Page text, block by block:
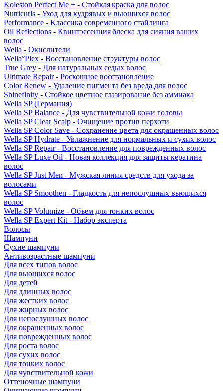
Koleston Perfect Me + - Стойкая краска для волос
Nutricurls - Уход для кудрявых и вьющихся волос
Performance - Классика современного стайлинга
Oil Reflections - Квинтэссенция блеска для сияния ваших
волос
Wella - Окислители
Wella°Plex - Восстановление структуры волос
True Grey - Для натуральных седых волос
Ultimate Repair - Роскошное восстановление
Color Renew - Удаление пигмента без вреда для волос
Shinefinity - Стойкое цветное глазирование без аммиака
Wella SP (Германия)
Wella SP Balance - Для чувствительной кожи головы
Wella SP Clear Scalp - Очищение против перхоти
Wella SP Color Save - Сохранение цвета для окрашенных волос
Wella SP Hydrate - Увлажнение для нормальных и сухих волос
Wella SP Repair - Восстановление для поврежденных волос
Wella SP Luxe Oil - Новая коллекция для защиты кератина
волос
Wella SP Just Men - Мужская линия средств для ухода за
волосами
Wella SP Smoothen - Гладкость для непослушных вьющихся
волос
Wella SP Volumize - Объем для тонких волос
Wella SP Expert Kit - Набор эксперта
Волосы
Шампуни
Сухие шампуни
Антивозрастные шампуни
Для всех типов волос
Для вьющихся волос
Для детей
Для длинных волос
Для жестких волос
Для жирных волос
Для непослушных волос
Для окрашенных волос
Для поврежденных волос
Для роста волос
Для сухих волос
Для тонких волос
Для чувствительной кожи
Оттеночные шампуни